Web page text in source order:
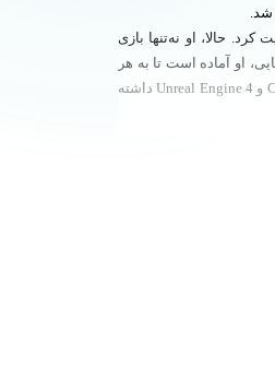
حالا، او نه‌تنها بازی
او آماده است تا به هر
هنرمندی که می‌خواهد کار با موتورهای بازی را یاد بگیرد، راهنمایی کند. در Pluralsight، او نقش مهمی در طراحی دوره‌های آموزشی برای موتورهای معروفی مانند CryENGINE، Unity، UDK و Unreal Engine 4 داشته